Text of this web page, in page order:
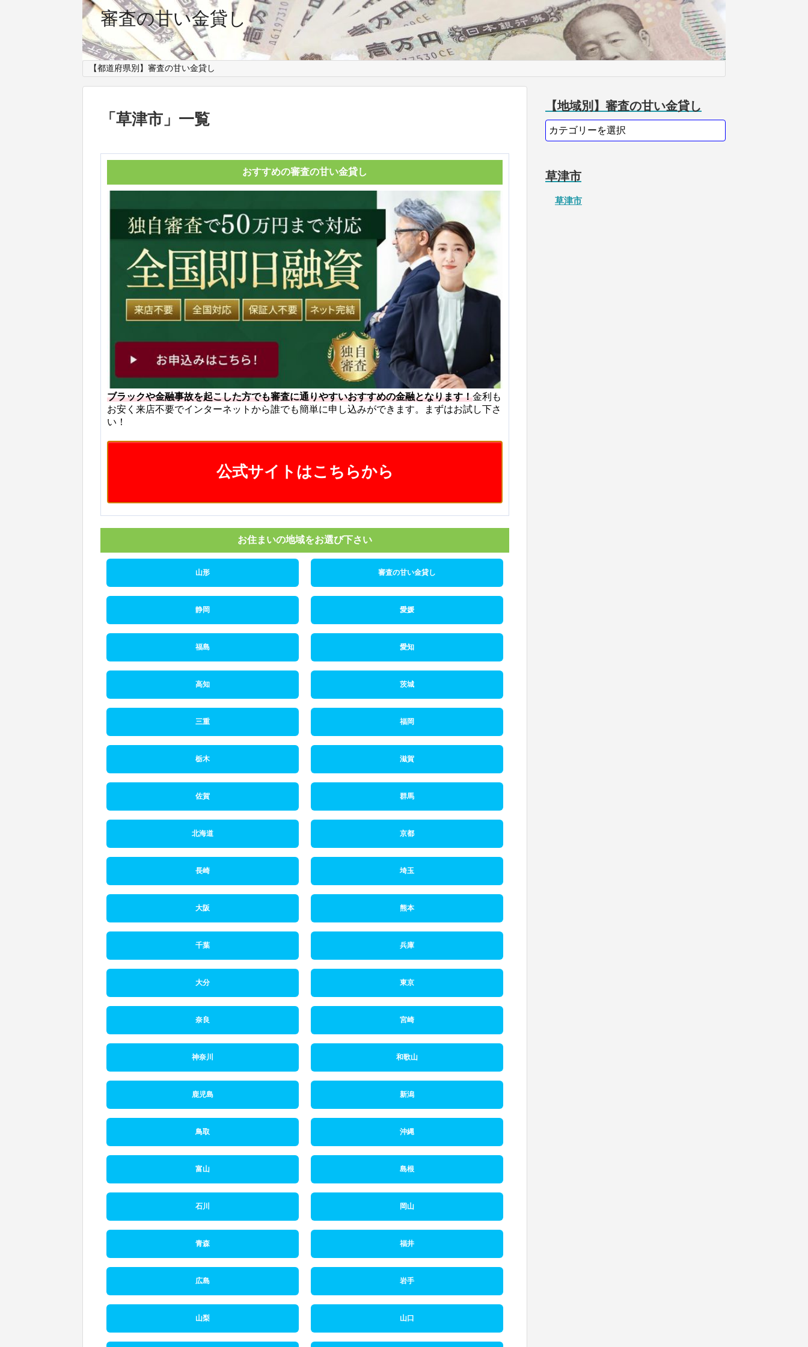
審査の甘い金貸し
【都道府県別】審査の甘い金貸し
「 草津市 」 一覧
おすすめの審査の甘い金貸し
ブラックや金融事故を起こした方でも審査に通りやすいおすすめの金融となります！金利も
お安く来店不要でインターネットから誰でも簡単に申し込みができます。まずはお試し下さ
い！
公式サイトはこちらから
お住まいの地域をお選び下さい
山形 審査の甘い金貸し
静岡 愛媛
福島 愛知
高知 茨城
三重 福岡
栃木 滋賀
佐賀 群馬
北海道 京都
長崎 埼玉
大阪 熊本
千葉 兵庫
大分 東京
奈良 宮崎
神奈川 和歌山
鹿児島 新潟
鳥取 沖縄
富山 島根
石川 岡山
青森 福井
広島 岩手
山梨 山口
【地域別】審査の甘い金貸し
草津市
草津市